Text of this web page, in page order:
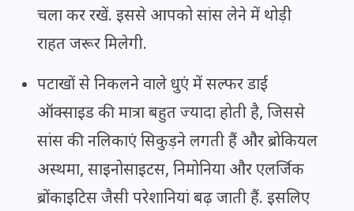
चला कर रखें. इससे आपको सांस लेने में थोड़ी
राहत जरूर मिलेगी.
पटाखों से निकलने वाले धुएं में सल्फर डाई
ऑक्साइड की मात्रा बहुत ज्यादा होती है, जिससे
सांस की नलिकाएं सिकुड़ने लगती हैं और ब्रोकियल
अस्थमा, साइनोसाइटस, निमोनिया और एलर्जिक
ब्रोंकाइटिस जैसी परेशानियां बढ़ जाती हैं. इसलिए